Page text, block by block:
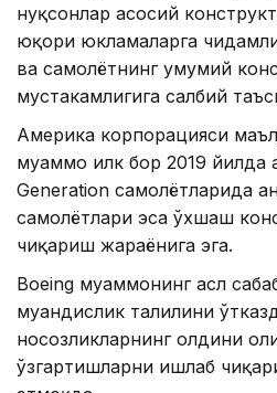
нуқсонлар асосий
юқори юкламаларга
ва самолётнинг умумий
мустаҳкамлигига салбий
Америка корпорацияси
муаммо илк бор 2019 йилда
Generation самолётларида
самолётлари эса ўхшаш
чиқариш жараёнига эга.
Boeing муаммонинг асл
муҳандислик таҳлилини
носозликларнинг олдини
ўзгартишларни ишлаб